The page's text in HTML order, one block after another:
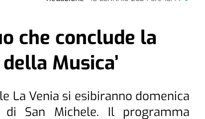
che conclude la
Musica’
La Venia si esibiranno domenica
di San Michele. Il programma